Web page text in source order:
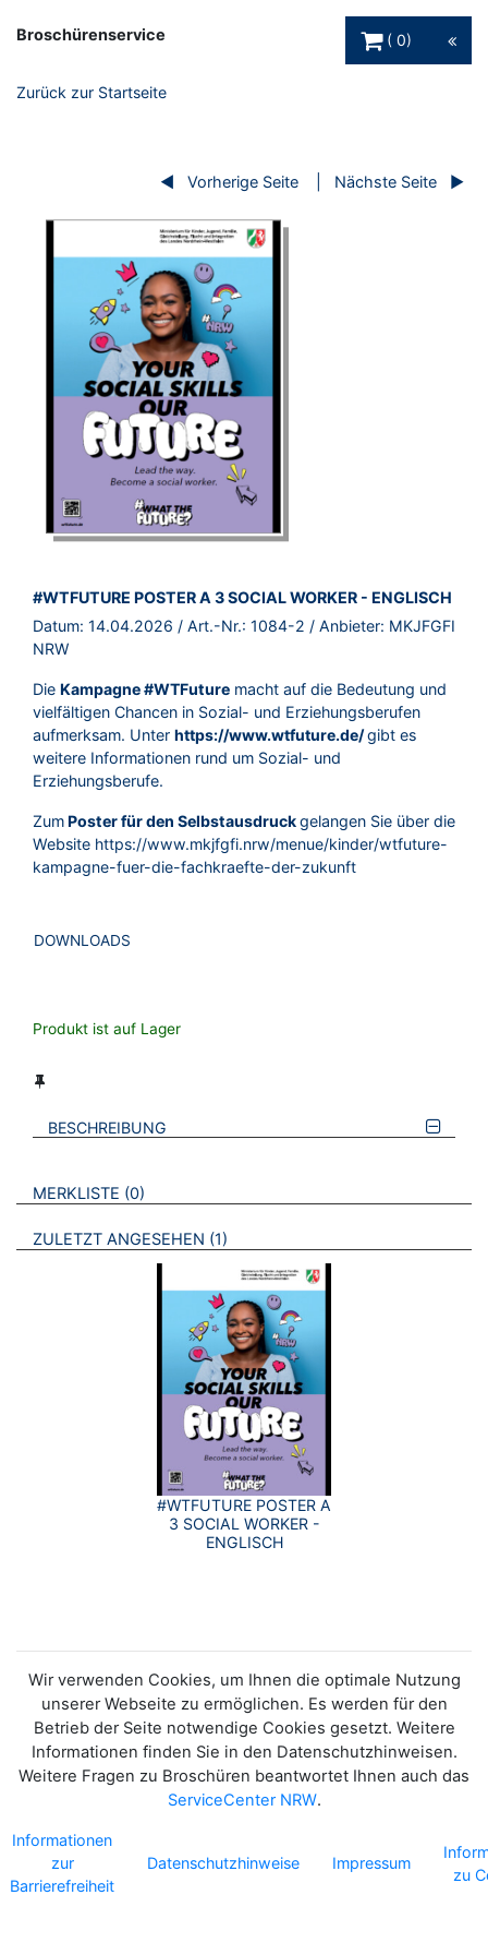
Broschürenservice
0
Zurück zur Startseite
Vorherige Seite Nächste Seite
BROSCHÜRE:
#WTFUTURE POSTER A 3 SOCIAL WORKER - ENGLISCH
Datum: 14.04.2026 / Art.-Nr.: 1084-2 / Anbieter: MKJFGFI
NRW
Die Kampagne #WTFuture macht auf die Bedeutung und
vielfältigen Chancen in Sozial- und Erziehungsberufen
aufmerksam. Unter https://www.wtfuture.de/gibt es
weitere Informationen rund um Sozial- und
Erziehungsberufe.
ZumPoster für den Selbstausdruckgelangen Sie über die
Website https://www.mkjfgfi.nrw/menue/kinder/wtfuture-
kampagne-fuer-die-fachkraefte-der-zukunft
DOWNLOADS
Produkt ist auf Lager
BESCHREIBUNG
VERWEISE AUF VERMERKTE- ODER ZULETZT ANGESEHENE
MERKLISTE 0 BROSCHÜREN
ZULETZT ANGESEHEN 1 BROSCHÜREN
#WTFUTURE POSTER A
3 SOCIAL WORKER -
ENGLISCH
Wir verwenden Cookies, um Ihnen die optimale Nutzung
unserer Webseite zu ermöglichen. Es werden für den
Betrieb der Seite notwendige Cookies gesetzt. Weitere
Informationen finden Sie in den Datenschutzhinweisen.
Weitere Fragen zu Broschüren beantwortet Ihnen auch das
ServiceCenter NRW.
Informationen
zur
Barrierefreiheit
Datenschutzhinweise Impressum
zu